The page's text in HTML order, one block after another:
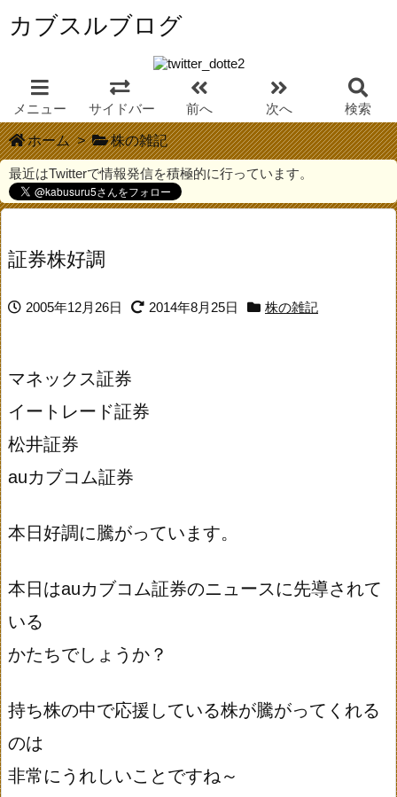
カブスルブログ
メニュー サイドバー 前へ 次へ 検索
ホーム > 株の雑記
最近はTwitterで情報発信を積極的に行っています。
証券株好調
2005年12月26日 2014年8月25日 株の雑記
マネックス証券
イートレード証券
松井証券
auカブコム証券
本日好調に騰がっています。
本日はauカブコム証券のニュースに先導されて
いる
かたちでしょうか？
持ち株の中で応援している株が騰がってくれる
のは
非常にうれしいことですね～